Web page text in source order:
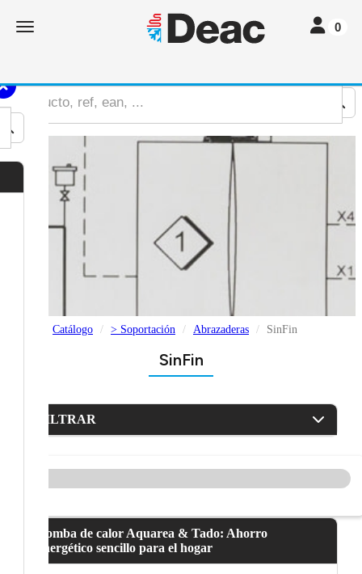
Toggle navigation Toggle
0
Catálogo > Soportación Abrazaderas SinFin
SinFin
FILTRAR
Bomba de calor Aquarea & Tado: Ahorro
energético sencillo para el hogar